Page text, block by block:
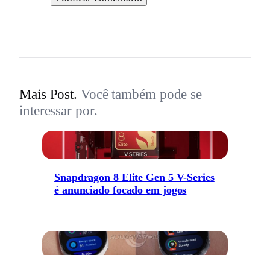
Mais Post. Você também pode se
interessar por.
Snapdragon 8 Elite Gen 5 V-Series
é anunciado focado em jogos